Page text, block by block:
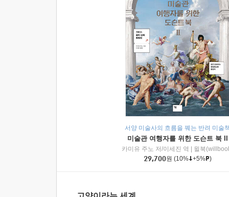
서양 미술사의 흐름을 꿰는 반려 미술
미술관 여행자를 위한 도슨트 북 II
카미유 주노 저/이세진 역
윌북
29,700원 (10% +5% )